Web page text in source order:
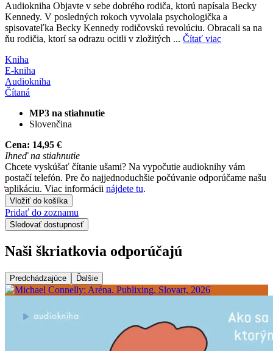
Audiokniha Objavte v sebe dobrého rodiča, ktorú napísala Becky
Kennedy. V posledných rokoch vyvolala psychologička a
spisovateľka Becky Kennedy rodičovskú revolúciu. Obracali sa na
ňu rodičia, ktorí sa odrazu ocitli v zložitých ... Čítať viac
Kniha
E-kniha
Audiokniha
Čítaná
MP3 na stiahnutie
Slovenčina
Cena: 14,95 €
Ihneď na stiahnutie
Chcete vyskúšať čítanie ušami? Na vypočutie audioknihy vám
postačí telefón. Pre čo najjednoduchšie počúvanie odporúčame našu
aplikáciu. Viac informácii nájdete tu.
Vložiť do košíka
Pridať do zoznamu
Sledovať dostupnosť
Naši škriatkovia odporúčajú
Predchádzajúce Ďalšie